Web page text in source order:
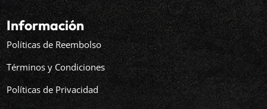
Información
Políticas de Reembolso
Términos y Condiciones
Políticas de Privacidad